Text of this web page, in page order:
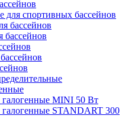
для спортивных бассейнов
бассейнов
бассейнов
MINI 50 Вт
STANDART 300